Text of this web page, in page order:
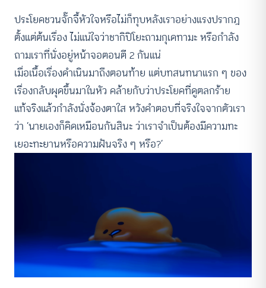
ประโยคชวนจั๊กจี้หัวใจหรือไม่ก็ทุบหลังเราอย่างแรงปรากฎ
ตั้งแต่ต้นเรื่อง ไม่แน่ใจว่าชากิปิโยะถามกุเดทามะ หรือกำลัง
ถามเราที่นั่งอยู่หน้าจอตอนตี 2 กันแน่
เมื่อเนื้อเรื่องดำเนินมาถึงตอนท้าย แต่บทสนทนาแรก ๆ ของ
เรื่องกลับผุดขึ้นมาในหัว คล้ายกับว่าประโยคที่ดูตลกร้าย
แท้จริงแล้วกำลังนั่งจ้องตาใส หวังคำตอบที่จริงใจจากตัวเรา
ว่า ‘นายเองก็คิดเหมือนกันสินะ ว่าเราจำเป็นต้องมีความทะ
เยอะทะยานหรือความฝันจริง ๆ หรือ?’